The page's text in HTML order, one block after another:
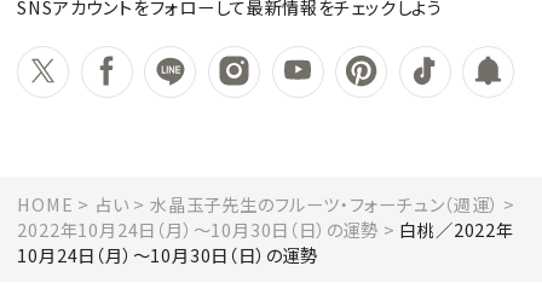
SNSアカウントをフォローして最新情報をチェックしよう
HOME 占い
水晶玉子先生のフルーツ・フォーチュン（週運）
2022年10月24日（月）～10月30日（日）の運勢
白桃／2022年
10月24日（月）～10月30日（日）の運勢